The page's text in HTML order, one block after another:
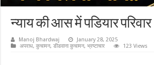
न्याय की आस में पडियार परिवार
Manoj Bhardwaj
January 28, 2025
अपराध,कुचामन,डीडवाना कुचामन,भ्रष्टाचार 123 Views